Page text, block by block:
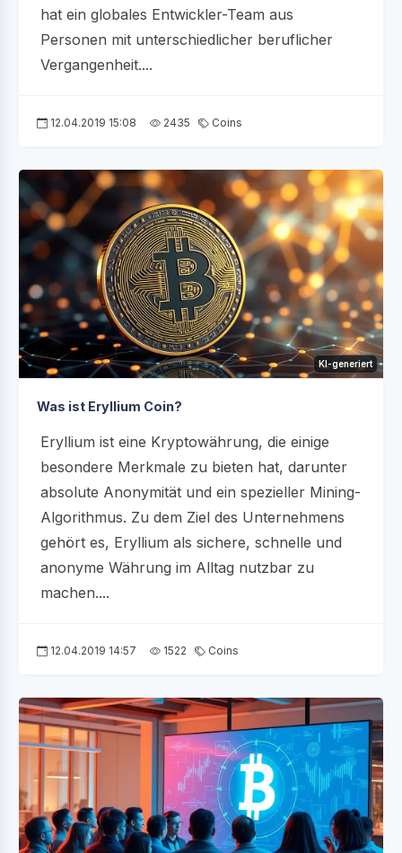
hat ein globales Entwickler-Team aus
Personen mit unterschiedlicher beruflicher
Vergangenheit....
12.04.2019 15:08 2435 Coins
KI-generiert
Was ist Eryllium Coin?
Eryllium ist eine Kryptowährung, die einige
besondere Merkmale zu bieten hat, darunter
absolute Anonymität und ein spezieller Mining-
Algorithmus. Zu dem Ziel des Unternehmens
gehört es, Eryllium als sichere, schnelle und
anonyme Währung im Alltag nutzbar zu
machen....
12.04.2019 14:57 1522 Coins